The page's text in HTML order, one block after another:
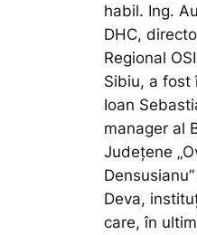
habil. Ing.
DHC,
Regional
Sibiu, a fost
Ioan
manager al
Județene
Deva,
care, în